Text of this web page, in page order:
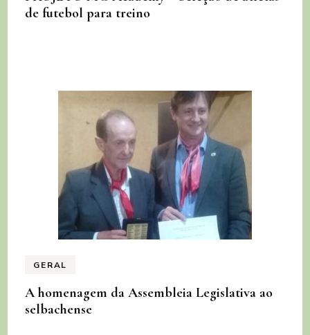
de futebol para treino
GERAL
A homenagem da Assembleia Legislativa ao
selbachense